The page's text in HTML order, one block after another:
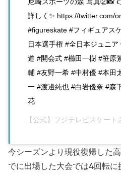
尼崎スポーツの森 写真②📸
詳しく✨ https://twitter.com/
#figureskate #フィギュアス
日本選手権 #全日本ジュニ
道 #開会式 #櫛田一樹 #笹原
輔 #友野一希 #中村優 #本田
一 #渡邊純也 #白岩優奈 #森
花
【公式】フジテレビスケート
今シーズンより現役復帰した
でに出場した大会では4回転